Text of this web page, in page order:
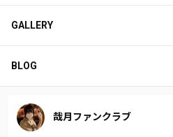
GALLERY
BLOG
哉月ファンクラブ